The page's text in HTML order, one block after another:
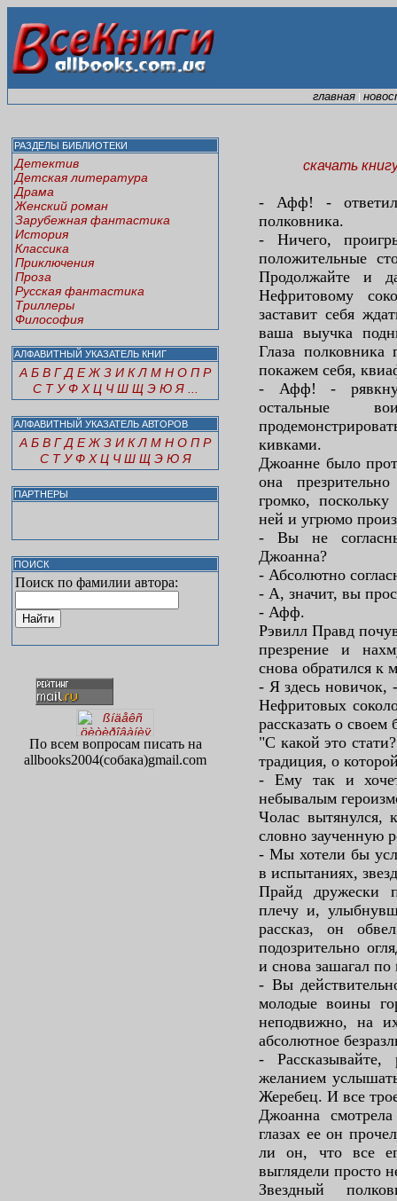
главная |
РАЗДЕЛЫ БИБЛИОТЕКИ
Детектив
Детская литература
Драма
Женский роман
Зарубежная фантастика
История
Классика
Приключения
Проза
Русская фантастика
Триллеры
Философия
АЛФАВИТНЫЙ УКАЗАТЕЛЬ КНИГ
А Б В Г Д Е Ж З И К Л М Н О П Р
С Т У Ф Х Ц Ч Ш Щ Э Ю Я
АЛФАВИТНЫЙ УКАЗАТЕЛЬ АВТОРОВ
А Б В Г Д Е Ж З И К Л М Н О П Р
С Т У Ф Х Ц Ч Ш Щ Э Ю Я
ПАРТНЕРЫ
ПОИСК
Поиск по фамилии автора:
По всем вопросам писать на
allbooks2004(собака)gmail.com
скачать
- Афф! - ответил
полковника.
- Ничего,
положительные
Продолжайте и
Нефритовому
заставит себя
ваша выучка
Глаза
покажем себя,
- Афф! -
остальные
кивками.
Джоанне было
она
громко,
ней и угрюмо
- Вы не
Джоанна?
- Абсолютно
- А, значит, вы
- Афф.
Рэвилл Правд
презрение и
снова обратился к
- Я здесь новичок,
Нефритовых
рассказать о своем
"С какой это
традиция, о
- Ему так и
небывалым
Чолас вытянулся,
словно заученную
- Мы хотели бы
в испытаниях,
Прайд дружески
плечу и,
рассказ, он
подозрительно
и снова зашагал по
- Вы
молодые воины
неподвижно, на
абсолютное
-
желанием
Жеребец. И все
Джоанна
глазах ее он
ли он, что все
выглядели просто
Звездный